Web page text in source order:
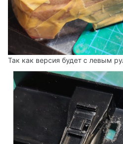
Так как версия будет с левым